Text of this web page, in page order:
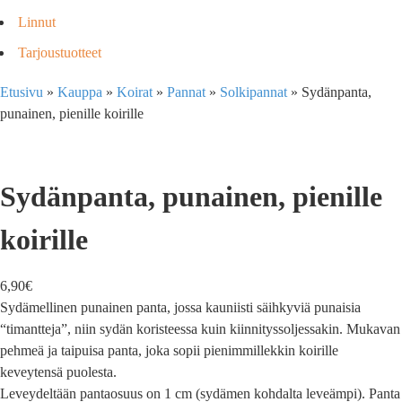
Linnut
Tarjoustuotteet
Etusivu » Kauppa » Koirat » Pannat » Solkipannat » Sydänpanta,
punainen, pienille koirille
Sydänpanta, punainen, pienille
koirille
6,90€
Sydämellinen punainen panta, jossa kauniisti säihkyviä punaisia
“timantteja”, niin sydän koristeessa kuin kiinnityssoljessakin. Mukavan
pehmeä ja taipuisa panta, joka sopii pienimmillekkin koirille
keveytensä puolesta.
Leveydeltään pantaosuus on 1 cm (sydämen kohdalta leveämpi). Panta